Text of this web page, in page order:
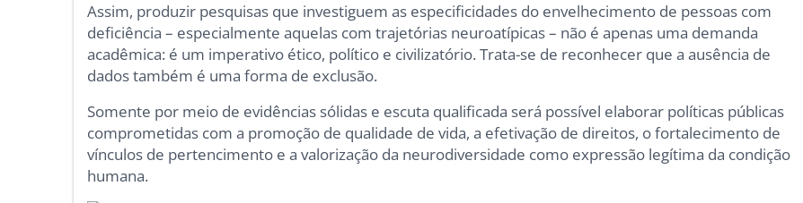
Assim, produzir pesquisas que investiguem as especificidades do envelhecimento de pessoas com
deficiência – especialmente aquelas com trajetórias neuroatípicas – não é apenas uma demanda
acadêmica: é um imperativo ético, político e civilizatório. Trata-se de reconhecer que a ausência de
dados também é uma forma de exclusão.
Somente por meio de evidências sólidas e escuta qualificada será possível elaborar políticas públicas
comprometidas com a promoção de qualidade de vida, a efetivação de direitos, o fortalecimento de
vínculos de pertencimento e a valorização da neurodiversidade como expressão legítima da condição
humana.